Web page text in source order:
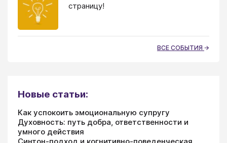
страницу!
ВСЕ СОБЫТИЯ
Новые статьи:
Как успокоить эмоциональную супругу
Духовность: путь добра, ответственности и
умного действия